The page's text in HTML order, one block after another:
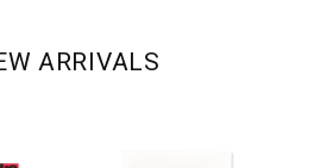
ARRIVALS